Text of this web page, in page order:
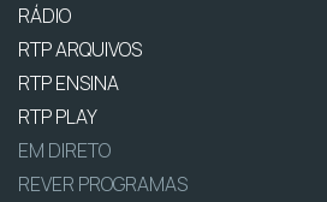
RÁDIO
RTP ARQUIVOS
RTP ENSINA
RTP PLAY
EM DIRETO
REVER PROGRAMAS